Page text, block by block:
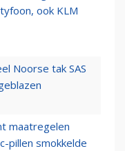
ook KLM
Noorse tak SAS
maatregelen
pillen smokkelde